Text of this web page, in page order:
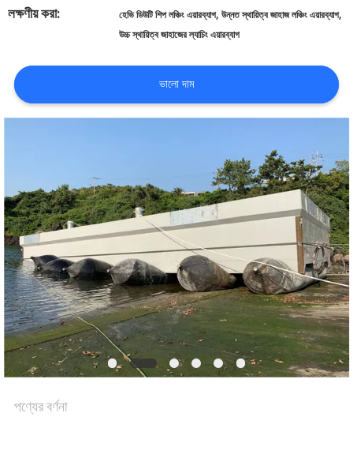
আমাদের
সম্পর্কে
কারখানা
মান
নিয়ন্ত্রণ
যোগাযোগ
করুন
লক্ষণীয় করা: হেভি ডিউটি ​​শিপ লঞ্চিং এয়ারব্যাগ,উন্নত স্থায়িত্ব জাহাজ লঞ্চিং এয়ারব্যাগ,
উচ্চ স্থায়িত্ব জাহাজের ল্যাচিং এয়ারব্যাগ
ভালো দাম
পণ্যের বর্ণনা